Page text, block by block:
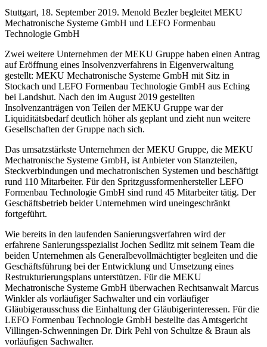
Stuttgart, 18. September 2019. Menold Bezler begleitet MEKU
Mechatronische Systeme GmbH und LEFO Formenbau
Technologie GmbH
Zwei weitere Unternehmen der MEKU Gruppe haben einen Antrag
auf Eröffnung eines Insolvenzverfahrens in Eigenverwaltung
gestellt: MEKU Mechatronische Systeme GmbH mit Sitz in
Stockach und LEFO Formenbau Technologie GmbH aus Eching
bei Landshut. Nach den im August 2019 gestellten
Insolvenzanträgen von Teilen der MEKU Gruppe war der
Liquiditätsbedarf deutlich höher als geplant und zieht nun weitere
Gesellschaften der Gruppe nach sich.
Das umsatzstärkste Unternehmen der MEKU Gruppe, die MEKU
Mechatronische Systeme GmbH, ist Anbieter von Stanzteilen,
Steckverbindungen und mechatronischen Systemen und beschäftigt
rund 110 Mitarbeiter. Für den Spritzgussformenhersteller LEFO
Formenbau Technologie GmbH sind rund 45 Mitarbeiter tätig. Der
Geschäftsbetrieb beider Unternehmen wird uneingeschränkt
fortgeführt.
Wie bereits in den laufenden Sanierungsverfahren wird der
erfahrene Sanierungsspezialist Jochen Sedlitz mit seinem Team die
beiden Unternehmen als Generalbevollmächtigter begleiten und die
Geschäftsführung bei der Entwicklung und Umsetzung eines
Restrukturierungsplans unterstützen. Für die MEKU
Mechatronische Systeme GmbH überwachen Rechtsanwalt Marcus
Winkler als vorläufiger Sachwalter und ein vorläufiger
Gläubigerausschuss die Einhaltung der Gläubigerinteressen. Für die
LEFO Formenbau Technologie GmbH bestellte das Amtsgericht
Villingen-Schwenningen Dr. Dirk Pehl von Schultze & Braun als
vorläufigen Sachwalter.